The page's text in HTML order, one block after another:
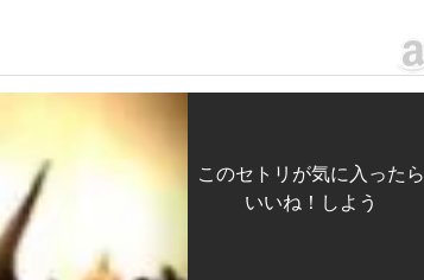
このセトリが気に入ったら
いいね！しよう